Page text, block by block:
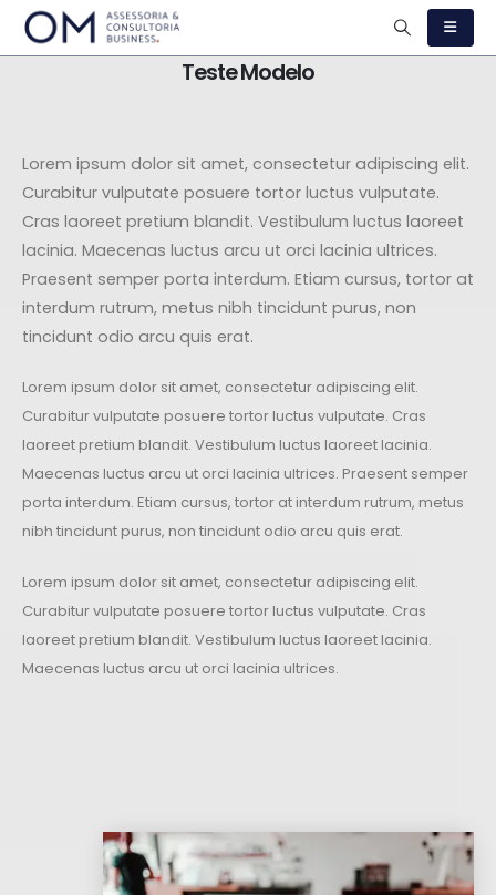
Teste Modelo
Lorem ipsum dolor sit amet, consectetur adipiscing elit.
Curabitur vulputate posuere tortor luctus vulputate.
Cras laoreet pretium blandit. Vestibulum luctus laoreet
lacinia. Maecenas luctus arcu ut orci lacinia ultrices.
Praesent semper porta interdum. Etiam cursus, tortor at
interdum rutrum, metus nibh tincidunt purus, non
tincidunt odio arcu quis erat.
Lorem ipsum dolor sit amet, consectetur adipiscing elit.
Curabitur vulputate posuere tortor luctus vulputate. Cras
laoreet pretium blandit. Vestibulum luctus laoreet lacinia.
Maecenas luctus arcu ut orci lacinia ultrices. Praesent semper
porta interdum. Etiam cursus, tortor at interdum rutrum, metus
nibh tincidunt purus, non tincidunt odio arcu quis erat.
Lorem ipsum dolor sit amet, consectetur adipiscing elit.
Curabitur vulputate posuere tortor luctus vulputate. Cras
laoreet pretium blandit. Vestibulum luctus laoreet lacinia.
Maecenas luctus arcu ut orci lacinia ultrices.